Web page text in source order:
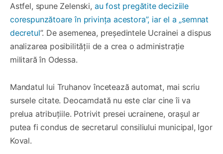
Astfel, spune Zelenski, au fost pregătite deciziile
corespunzătoare în privința acestora”, iar el a „semnat
decretul”. De asemenea, președintele Ucrainei a dispus
analizarea posibilității de a crea o administrație
militară în Odessa.
Mandatul lui Truhanov încetează automat, mai scriu
sursele citate. Deocamdată nu este clar cine îi va
prelua atribuțiile. Potrivit presei ucrainene, orașul ar
putea fi condus de secretarul consiliului municipal, Igor
Koval.